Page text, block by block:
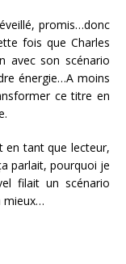
promis…donc
fois que Charles
avec son scénario
énergie…A moins
ce titre en
en tant que lecteur,
parlait, pourquoi je
filait un scénario
mieux…